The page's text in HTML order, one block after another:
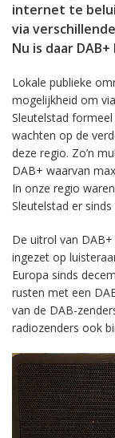
internet te
via
Nu is daar
Lokale publieke
mogelijkheid om
Sleutelstad
wachten op de
deze regio. Zo’n
DAB+ waarvan
In onze regio
Sleutelstad er
De uitrol van
ingezet op
Europa sinds
rusten met een
van de DAB-
radiozenders ook